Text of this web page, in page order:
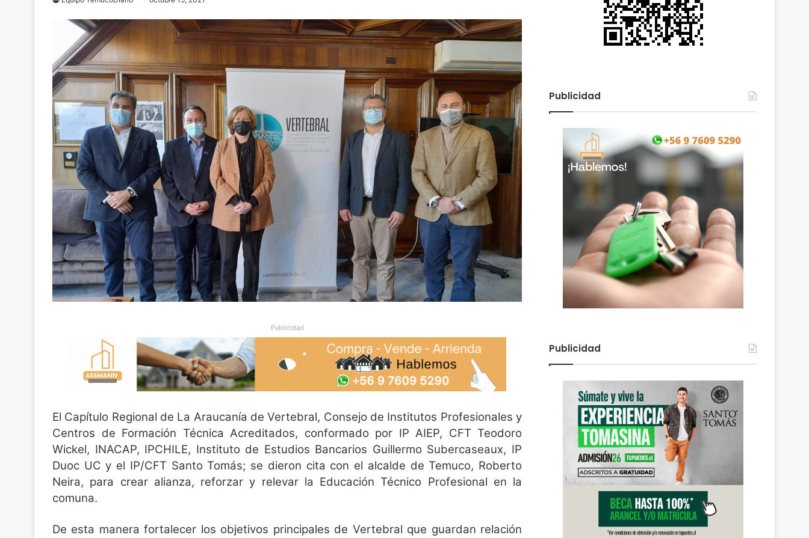
Publicidad
El Capítulo Regional de La Araucanía de Vertebral, Consejo de Institutos Profesionales y
Centros de Formación Técnica Acreditados, conformado por IP AIEP, CFT Teodoro
Wickel, INACAP, IPCHILE, Instituto de Estudios Bancarios Guillermo Subercaseaux, IP
Duoc UC y el IP/CFT Santo Tomás; se dieron cita con el alcalde de Temuco, Roberto
Neira, para crear alianza, reforzar y relevar la Educación Técnico Profesional en la
comuna.
De esta manera fortalecer los objetivos principales de Vertebral que guardan relación
Publicidad
Publicidad